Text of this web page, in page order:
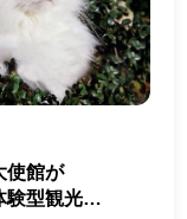
使館が
験型観光」